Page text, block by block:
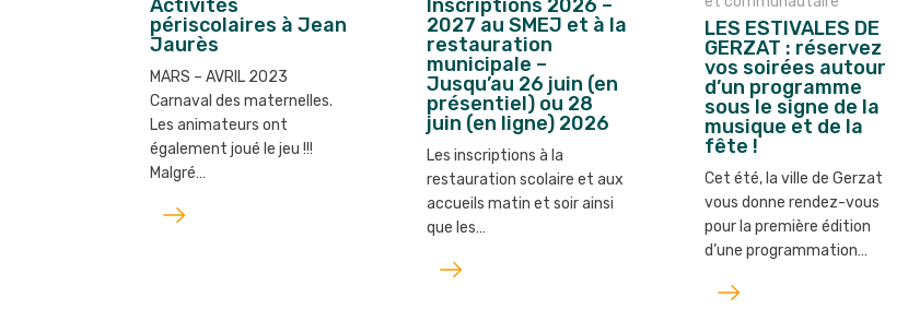
Activités
périscolaires à Jean
Jaurès
MARS – AVRIL 2023
Carnaval des maternelles.
Les animateurs ont
également joué le jeu !!!
Malgré…
Lire
Inscriptions 2026 –
2027 au SMEJ et à la
restauration
municipale –
Jusqu’au 26 juin (en
présentiel) ou 28
juin (en ligne) 2026
Les inscriptions à la
restauration scolaire et aux
accueils matin et soir ainsi
que les…
Lire
LES ESTIVALES DE
GERZAT : réservez
vos soirées autour
d’un programme
sous le signe de la
musique et de la
fête !
Cet été, la ville de Gerzat
vous donne rendez-vous
pour la première édition
d’une programmation…
Lire